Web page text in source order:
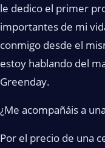
le dedico el primer
importantes de mi
conmigo desde el
estoy hablando del
Greenday.
¿Me acompañáis a
Por el precio de una